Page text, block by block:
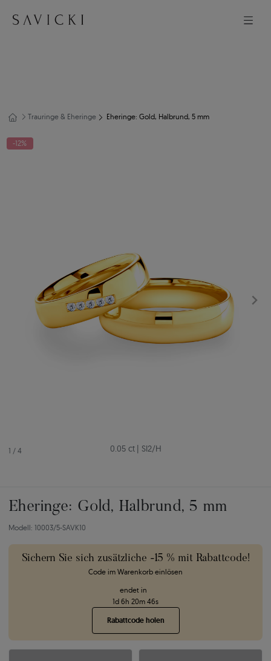
Trauringe & Eheringe Eheringe: Gold, Halbrund, 5 mm
1 / 4
-12%
0.05 ct | SI2/H
Eheringe: Gold, Halbrund, 5 mm
Modell: 10003/5-SAVK10
Sichern Sie sich zusätzliche -15 % mit Rabattcode!
Code im Warenkorb einlösen
endet in
1d 6h 20m 45s
Rabattcode holen